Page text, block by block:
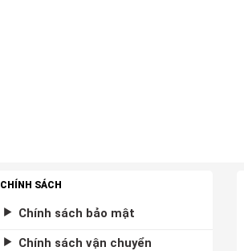
CHÍNH SÁCH
Chính sách bảo mật
Chính sách vận chuyển